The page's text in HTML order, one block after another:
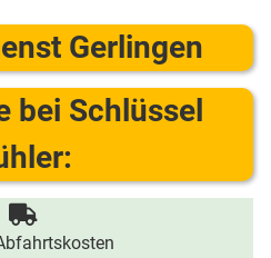
Gerlingen
bei Schlüssel